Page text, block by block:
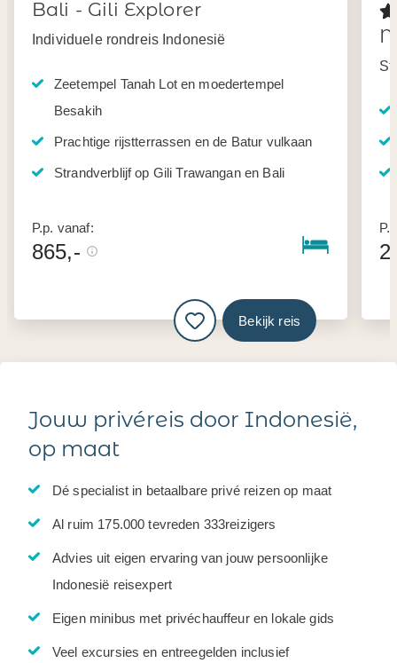
Bali - Gili Explorer
Individuele rondreis Indonesië
Zeetempel Tanah Lot en moedertempel
Besakih
Prachtige rijstterrassen en de Batur vulkaan
Strandverblijf op Gili Trawangan en Bali
P.p. vanaf:
865,-
Bekijk reis
Jouw privéreis door Indonesië,
op maat
Dé specialist in betaalbare privé reizen op maat
Al ruim 175.000 tevreden 333reizigers
Advies uit eigen ervaring van jouw persoonlijke
Indonesië reisexpert
Eigen minibus met privéchauffeur en lokale gids
Veel excursies en entreegelden inclusief